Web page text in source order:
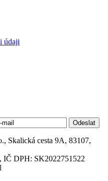
údaji
Skalická cesta 9A, 83107,
IČ DPH: SK2022751522